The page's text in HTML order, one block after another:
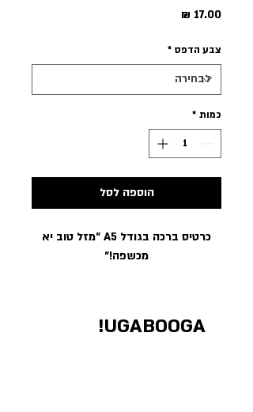
צבע הדפס *
כמות *
הוספה לסל
כרטיס ברכה בגודל A5 ״מזל טוב יא
מכשפה!״
UGABOOGA!